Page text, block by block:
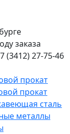
заказа
(3412) 27-75-46
прокат
прокат
сталь
металлы